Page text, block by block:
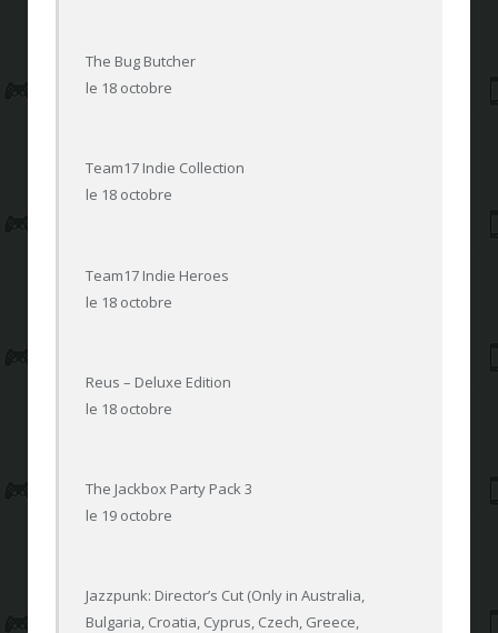
The Bug Butcher
le 18 octobre
Team17 Indie Collection
le 18 octobre
Team17 Indie Heroes
le 18 octobre
Reus – Deluxe Edition
le 18 octobre
The Jackbox Party Pack 3
le 19 octobre
Jazzpunk: Director’s Cut (Only in Australia,
Bulgaria, Croatia, Cyprus, Czech, Greece,